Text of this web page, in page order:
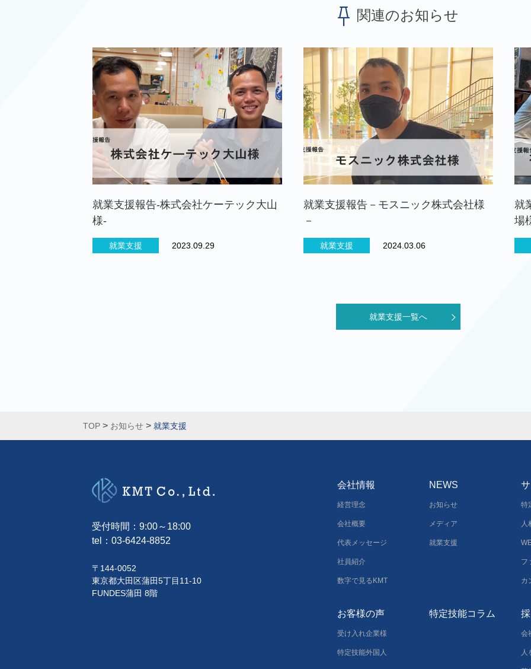
関連のお知らせ
就業支援報告-株式会社ケーテック大山
様-
就業支援 2023.09.29
就業支援報告－モスニック株式会社様
－
就業支援 2024.03.06
就
場
就業支援一覧へ
TOP > お知らせ > 就業支援
受付時間：9:00～18:00
tel： 03-6424-8852
〒144-0052
東京都大田区蒲田5丁目11-10
FUNDES蒲田 8階
会社情報
経営理念
会社概要
代表メッセージ
社員紹介
数字で見るKMT
NEWS
お知らせ
メディア
就業支援
特
人
フ
カ
お客様の声
受け入れ企業様
特定技能外国人
特定技能コラム
会
人